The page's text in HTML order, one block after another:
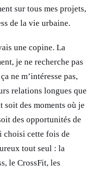
sur tous mes projets,
de la vie urbaine.
une copine. La
je ne recherche pas
ne m’intéresse pas,
relations longues que
soit des moments où je
des opportunités de
choisi cette fois de
tout seul : la
le CrossFit, les